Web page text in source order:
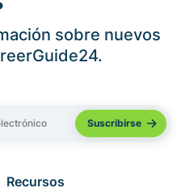
sobre nuevos
Recursos